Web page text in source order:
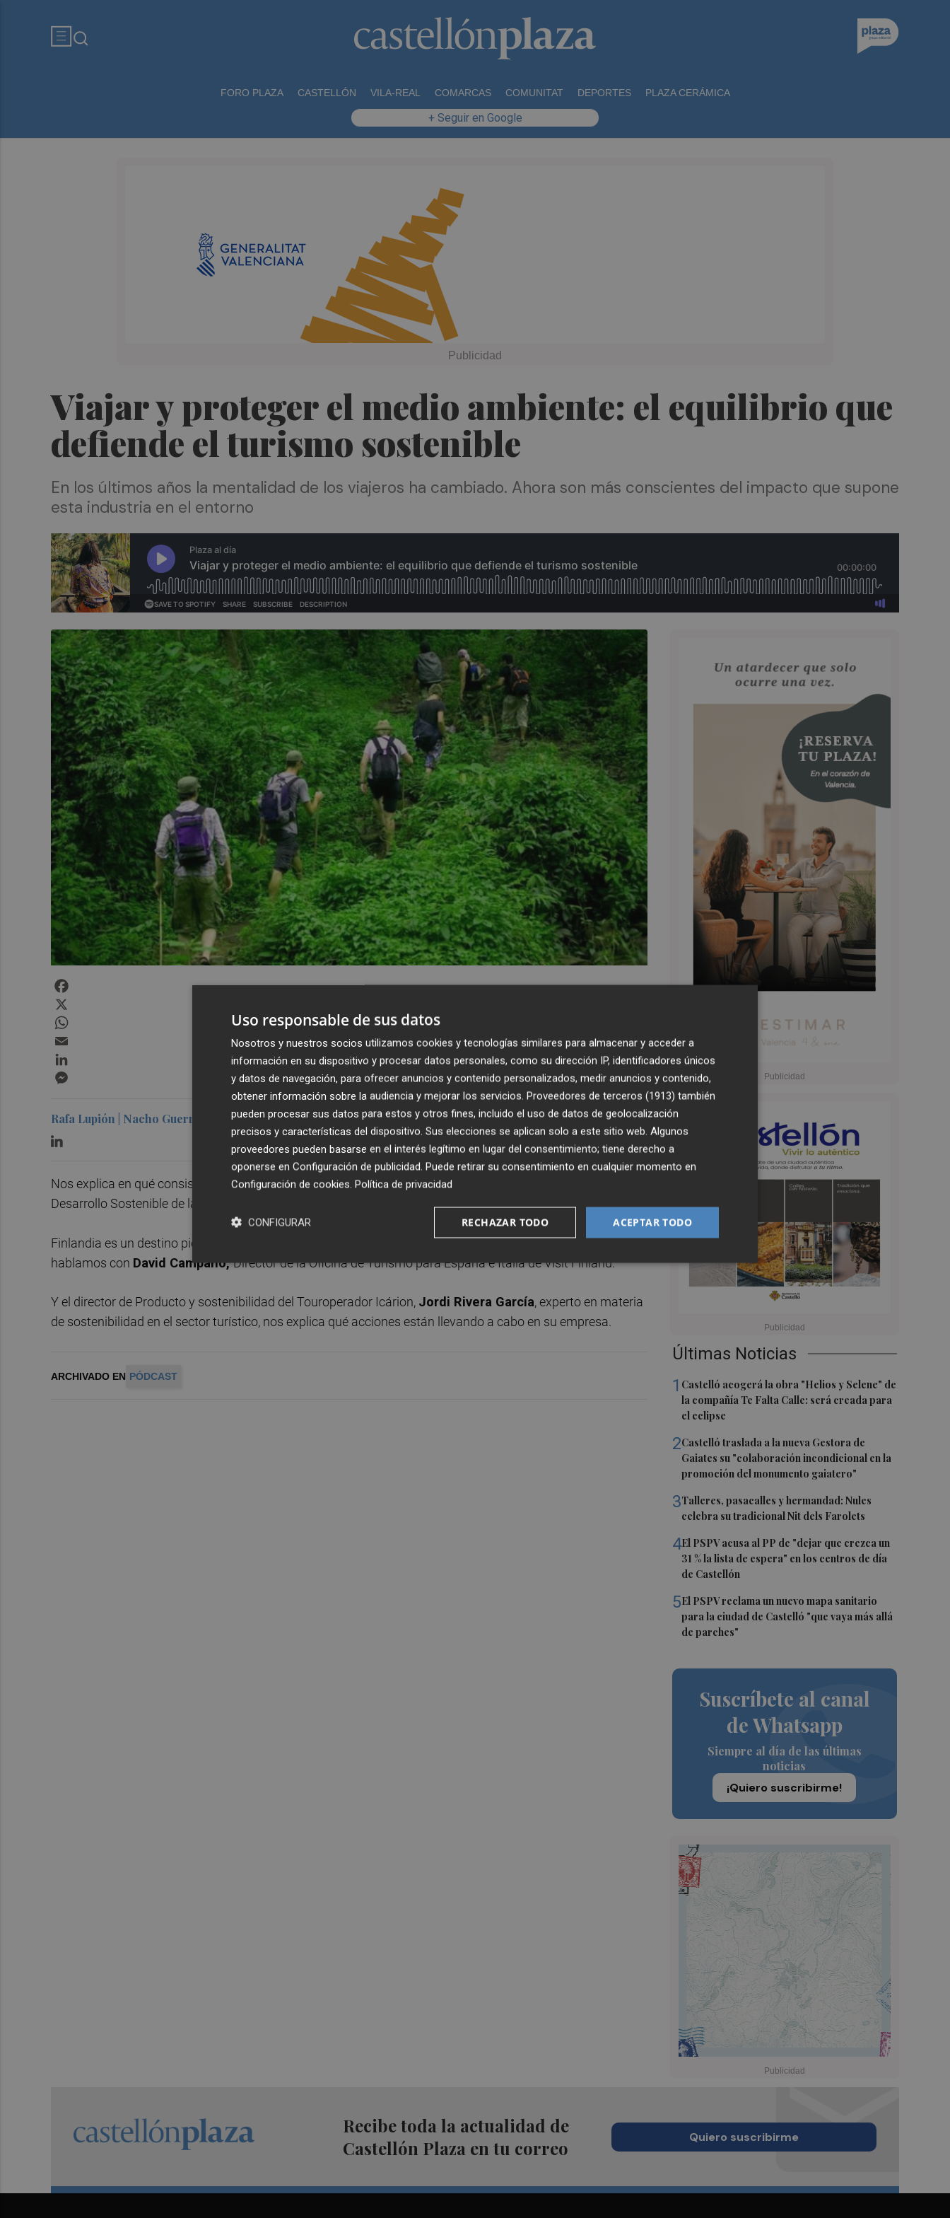
FORO PLAZA CASTELLÓN VILA-REAL COMARCAS COMUNITAT DEPORTES PLAZA CERÁMICA
+ Seguir en Google
Viajar y proteger el medio ambiente: el equilibrio que
defiende el turismo sostenible
En los últimos años la mentalidad de los viajeros ha cambiado. Ahora son más conscientes del impacto que supone
esta industria en el entorno
Últimas Noticias
1 Castelló acogerá la obra "Helios y Selene" de
la compañía Te Falta Calle: será creada para
el eclipse
2Castelló traslada a la nueva Gestora de
Gaiates su "colaboración incondicional en la
promoción del monumento gaiatero"
3Talleres, pasacalles y hermandad: Nules
celebra su tradicional Nit dels Farolets
4El PSPV acusa al PP de "dejar que crezca un
31 % la lista de espera" en los centros de día
de Castellón
5El PSPV reclama un nuevo mapa sanitario
para la ciudad de Castelló "que vaya más allá
de parches"
Suscríbete al canal
de Whatsapp
Siempre al día de las últimas
noticias
¡Quiero suscribirme!
Rafa Lupión | Nacho Guerrero
Publicado: 08/07/2026 · 07:16
Nos explica en qué consiste el turismo sostenibleVirginia Fernández Trapa,
Desarrollo Sostenible de la Organización Mundial del Turismo.
Finlandia es un destino pionero en el respeto al medio ambiente y referente mundial de sostenibilidad,
hablamos con David Campano,Director de la Oficina de Turismo para España e Italia de Visit Finland.
Y el director de Producto y sostenibilidad del Touroperador Icárion, Jordi Rivera García, experto en materia
de sostenibilidad en el sector turístico, nos explica qué acciones están llevando a cabo en su empresa.
ARCHIVADO EN PÓDCAST
Recibe toda la actualidad de
Castellón Plaza en tu correo
Quiero suscribirme
Uso responsable de sus datos
Nosotros y nuestros socios utilizamos cookies y tecnologías similares para almacenar y acceder a
información en su dispositivo y procesar datos personales, como su dirección IP, identificadores únicos
y datos de navegación, para ofrecer anuncios y contenido personalizados, medir anuncios y contenido,
obtener información sobre la audiencia y mejorar los servicios. Proveedores de terceros (1913) también
pueden procesar sus datos para estos y otros fines, incluido el uso de datos de geolocalización
precisos y características del dispositivo. Sus elecciones se aplican solo a este sitio web. Algunos
proveedores pueden basarse en el interés legítimo en lugar del consentimiento; tiene derecho a
oponerse en Configuración de publicidad. Puede retirar su consentimiento en cualquier momento en
Configuración de cookies. Política de privacidad
ACEPTAR TODO
RECHAZAR TODO
CONFIGURAR